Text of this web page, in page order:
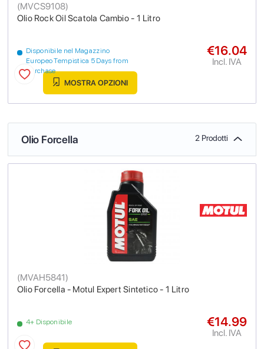
Olio Rock Oil Scatola Cambio - 1 Litro
(MVCS9108)
Disponibile nel Magazzino
Europeo Tempistica 5 Days from
purchase
€16.04
Incl. IVA
MOSTRA OPZIONI
Olio Forcella 2 Prodotti
Olio Forcella - Motul Expert Sintetico - 1 Litro
(MVAH5841)
4+ Disponibile €14.99
Incl. IVA